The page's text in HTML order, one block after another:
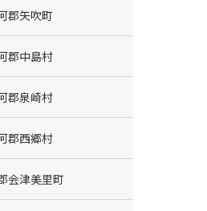
郡矢吹町
郡中島村
郡泉崎村
郡西郷村
会津美里町